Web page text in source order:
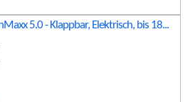
5.0 - Klappbar, Elektrisch, bis 18...